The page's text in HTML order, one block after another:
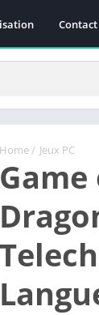
Contact
Home / Jeux PC